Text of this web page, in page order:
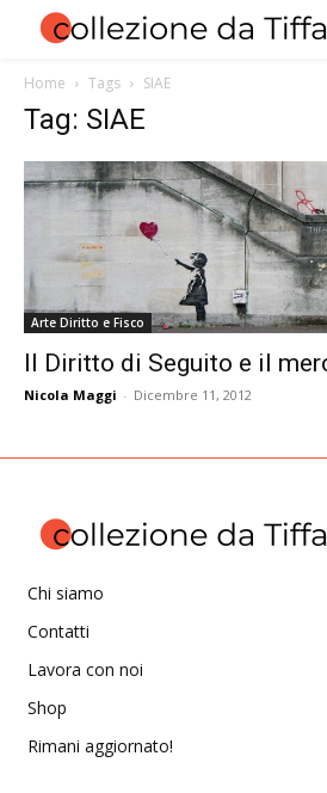
Home Tags SIAE
Tag: SIAE
Arte Diritto e Fisco
Il Diritto di Seguito e il
Nicola Maggi - Dicembre 11, 2012
Chi siamo
Contatti
Lavora con noi
Shop
Rimani aggiornato!